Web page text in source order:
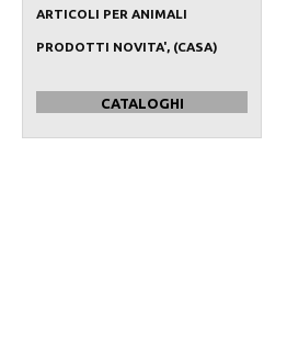
ARTICOLI PER ANIMALI
PRODOTTI NOVITA', (CASA)
CATALOGHI